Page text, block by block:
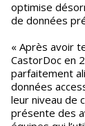
optimise
de données
« Après avoir
CastorDoc en
parfaitement
données
leur niveau de
présente des